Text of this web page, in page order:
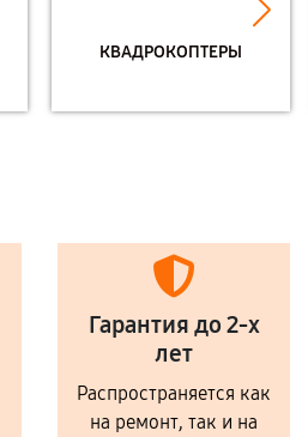
КВАДРОКОПТЕРЫ
Гарантия до 2-х
лет
Распространяется как
на ремонт, так и на